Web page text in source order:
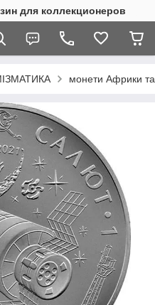
для коллекционеров
монети Африки та